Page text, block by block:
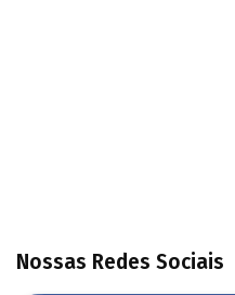
Nossas Redes Sociais